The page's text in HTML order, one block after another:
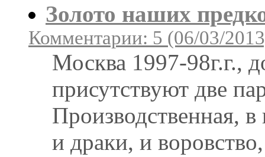
Золото наших
Комментарии: 5 (06/03/
Москва 1997-98г.г.,
присутствуют две
Производственная,
и драки, и